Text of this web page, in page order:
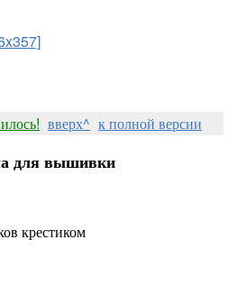
вверх^ к полной версии
для вышивки
крестиком